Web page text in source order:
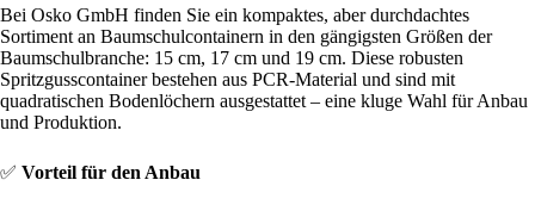
Bei Osko GmbH finden Sie ein kompaktes, aber durchdachtes
Sortiment an Baumschulcontainern in den gängigsten Größen der
Baumschulbranche: 15 cm, 17 cm und 19 cm. Diese robusten
Spritzgusscontainer bestehen aus PCR-Material und sind mit
quadratischen Bodenlöchern ausgestattet – eine kluge Wahl für Anbau
und Produktion.
✅ Vorteil für den Anbau